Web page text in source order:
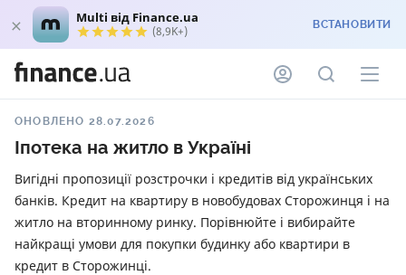
Multi від Finance.ua
(8,9K+) ВСТАНОВИТИ
ОНОВЛЕНО 28.07.2026
Іпотека на житло в Україні
Вигідні пропозиції розстрочки і кредитів від українських
банків. Кредит на квартиру в новобудовах Сторожинця і на
житло на вторинному ринку. Порівнюйте і вибирайте
найкращі умови для покупки будинку або квартири в
кредит в Сторожинці.